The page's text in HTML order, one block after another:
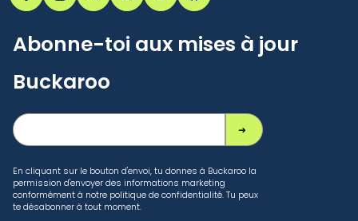
Abonne-toi aux mises à jour
Buckaroo
En cliquant sur le bouton d'envoi, tu donnes à Buckaroo la
permission d'envoyer des informations marketing
conformément à notre politique de confidentialité. Tu peux
te désabonner à tout moment.